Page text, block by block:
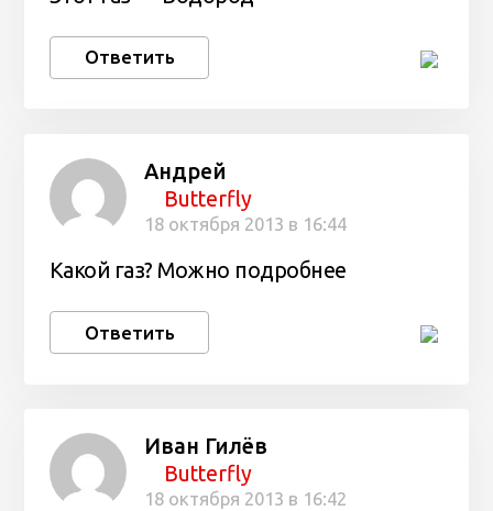
Ответить
Андрей
Butterfly
18 октября 2013 в 16:44
Какой газ? Можно подробнее
Ответить
Иван Гилёв
Butterfly
18 октября 2013 в 16:42